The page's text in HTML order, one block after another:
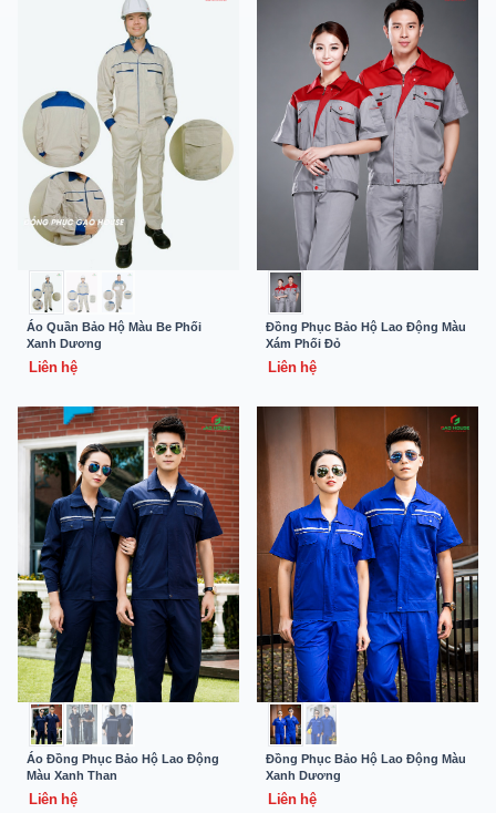
Áo Quần Bảo Hộ Màu Be Phối
Xanh Dương
Liên hệ
Đồng Phục Bảo Hộ Lao Động Màu
Xám Phối Đỏ
Liên hệ
Áo Đồng Phục Bảo Hộ Lao Động
Màu Xanh Than
Liên hệ
Đồng Phục Bảo Hộ Lao Động Màu
Xanh Dương
Liên hệ